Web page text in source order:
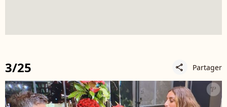
3/25 share Partager